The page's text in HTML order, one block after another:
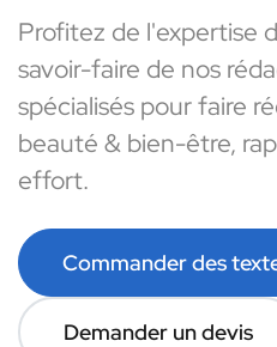
Profitez de l'expertise
savoir-faire de nos
spécialisés pour faire
beauté & bien-être,
effort.
Commander des
Demander un devis